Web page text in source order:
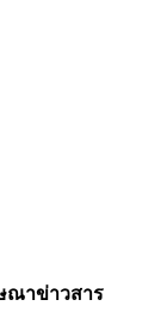
ณาข่าวสาร